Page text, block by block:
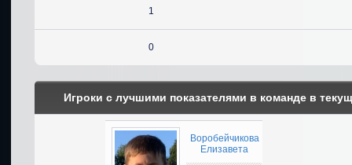
1
0
Игроки с лучшими показателями в команде в
Воробейчикова
Елизавета